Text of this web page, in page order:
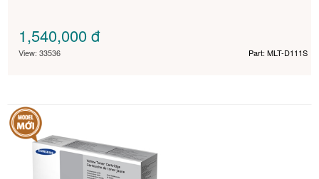
1,540,000đ
View: 33536 Part: MLT-D111S